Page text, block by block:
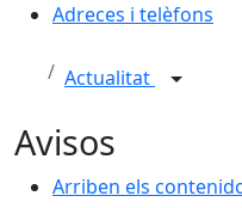
Adreces i telèfons
Actualitat
Avisos
Arriben els
Arriben els